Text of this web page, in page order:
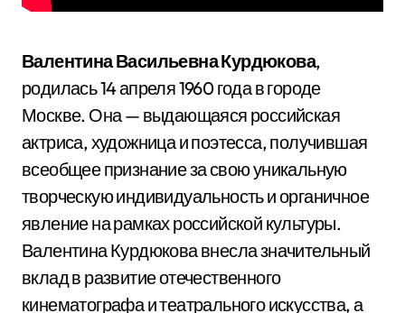
Валентина Васильевна Курдюкова,
родилась 14 апреля 1960 года в городе
Москве. Она — выдающаяся российская
актриса, художница и поэтесса, получившая
всеобщее признание за свою уникальную
творческую индивидуальность и органичное
явление на рамках российской культуры.
Валентина Курдюкова внесла значительный
вклад в развитие отечественного
кинематографа и театрального искусства, а